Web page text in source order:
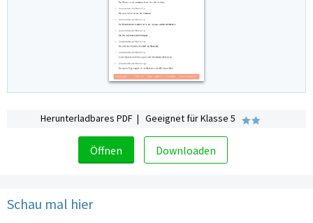
Herunterladbares PDF | Geeignet für Klasse 5
Öffnen Downloaden
Schau mal hier